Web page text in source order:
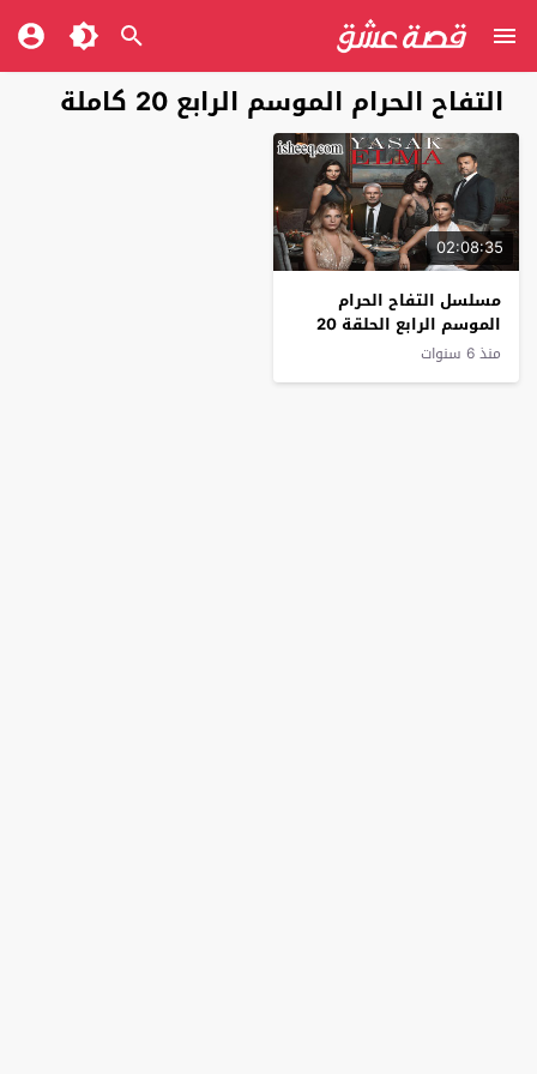
التفاح الحرام الموسم الرابع 20 كاملة
02:08:35
مسلسل التفاح الحرام
الموسم الرابع الحلقة 20
منذ 6 سنوات